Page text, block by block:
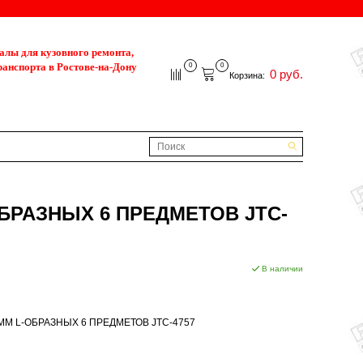
для кузовного ремонта,
в Ростове-на-Дону
0 0
Корзина: 0 руб.
6 ПРЕДМЕТОВ JTC-
В наличии
L-ОБРАЗНЫХ 6 ПРЕДМЕТОВ JTC-4757